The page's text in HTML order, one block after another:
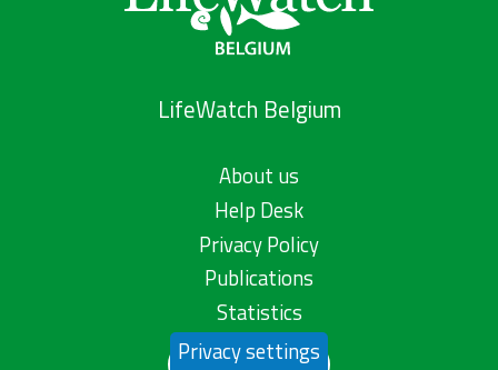
LifeWatch Belgium
About us
Help Desk
Privacy Policy
Publications
Statistics
Contact us
Privacy settings